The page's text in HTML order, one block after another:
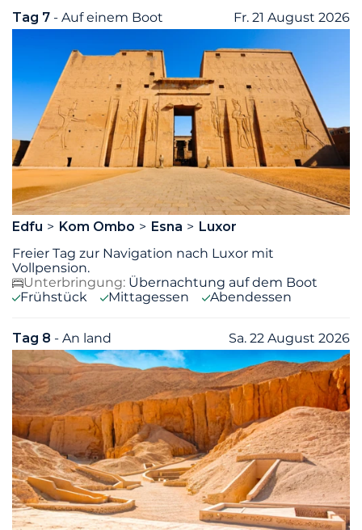
Tag 7 - Auf einem Boot Fr. 21 August 2026
Edfu Kom Ombo Esna
Luxor
Freier Tag zur Navigation nach Luxor mit
Vollpension.
Unterbringung: Übernachtung auf dem Boot
Frühstück
Mittagessen Abendessen
Tag 8 - An land Sa. 22 August 2026